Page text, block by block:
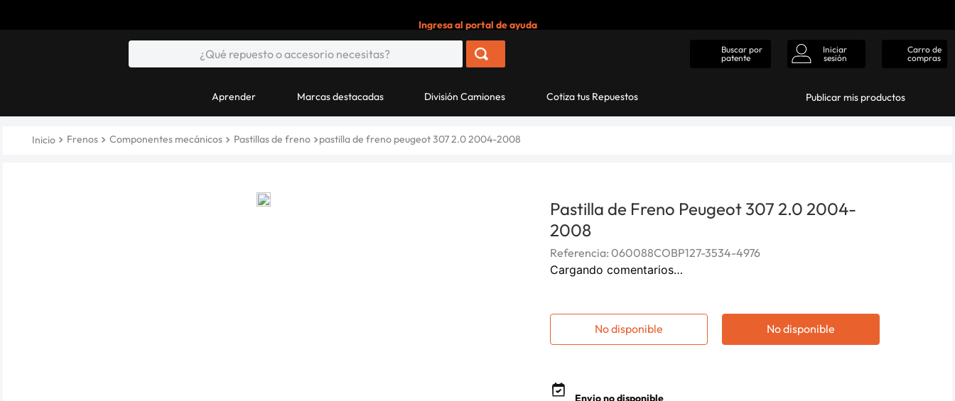
Ingresa al portal de ayuda
Buscar por
patente
Iniciar
sesión
Carro de
compras
Aprender Marcas destacadas División Camiones Cotiza tus Repuestos Publicar mis productos
Frenos Componentes mecánicos Pastillas de freno pastilla de freno peugeot 307 2.0 2004-2008
Pastilla de Freno Peugeot 307 2.0 2004-
2008
Referencia: 060088COBP127-3534-4976
Cargando comentarios…
No disponible No disponible
Envio no disponible